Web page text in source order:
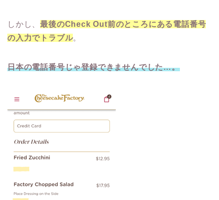
しかし、最後のCheck Out前のところにある電話番号
の入力でトラブル。
日本の電話番号じゃ登録できませんでした…。